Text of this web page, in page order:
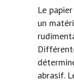
Le
un
abrasif.